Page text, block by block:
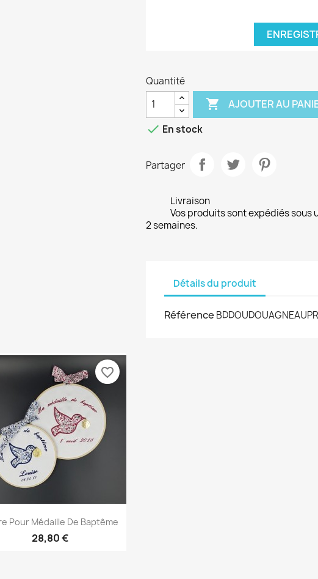
Quantité
 AJOUTER AU
 En stock
Partager
Livraison
Vos produits sont expédiés sous
2 semaines.
Détails du produit
Référence
Aperçu rapide
Pour Médaille De Baptême
28,80 €
favorite_border